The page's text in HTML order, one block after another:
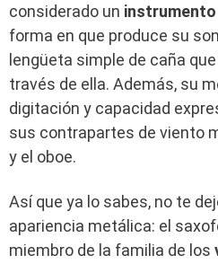
considerado un instrumento
forma en que produce su
lengüeta simple de caña
través de ella. Además, su
digitación y capacidad
sus contrapartes de viento
y el oboe.
Así que ya lo sabes, no te
apariencia metálica: el
miembro de la familia de los